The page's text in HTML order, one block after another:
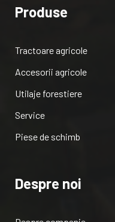
Produse
Tractoare agricole
Accesorii agricole
Utilaje forestiere
Service
Piese de schimb
Despre noi